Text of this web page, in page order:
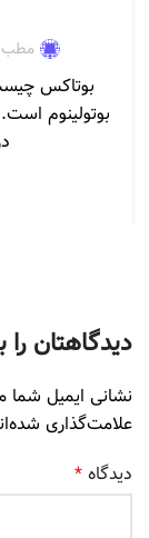
مطب
بوتاکس
بوتولینوم
دیدگاهتان را
نشانی ایمیل
علامت‌گذاری
دیدگاه*